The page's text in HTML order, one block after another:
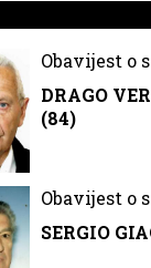
Obavijest o
DRAGO
(84)
Obavijest o
SERGIO